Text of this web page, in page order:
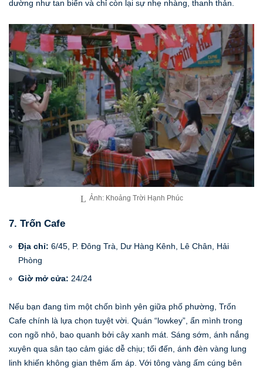
dường như tan biến và chỉ còn lại sự nhẹ nhàng, thanh thản.
Ảnh: Khoảng Trời Hạnh Phúc
7. Trốn Cafe
Địa chỉ: 6/45, P. Đông Trà, Dư Hàng Kênh, Lê Chân, Hải
Phòng
Giờ mở cửa: 24/24
Nếu bạn đang tìm một chốn bình yên giữa phố phường, Trốn
Cafe chính là lựa chọn tuyệt vời. Quán “lowkey”, ẩn mình trong
con ngõ nhỏ, bao quanh bởi cây xanh mát. Sáng sớm, ánh nắng
xuyên qua sân tạo cảm giác dễ chịu; tối đến, ánh đèn vàng lung
linh khiến không gian thêm ấm áp. Với tông vàng ấm cúng bên